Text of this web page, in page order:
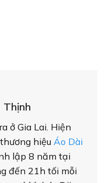
ở Gia Lai. Hiện
hiệu Áo Dài
lập 8 năm tại
đến 21h tối mỗi